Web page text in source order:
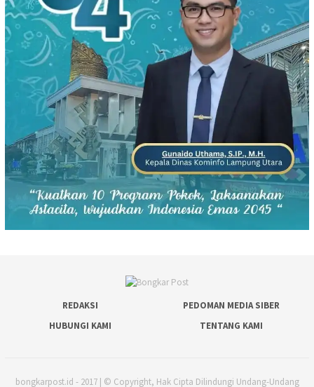
REDAKSI
PEDOMAN MEDIA SIBER
HUBUNGI KAMI
TENTANG KAMI
bongkarpost.id - 2017 | © Copyright, Hak Cipta Dilindungi Undang-Undang